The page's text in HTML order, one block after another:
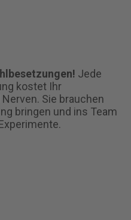
Jede
kostet Ihr
Sie brauchen
bringen und ins Team